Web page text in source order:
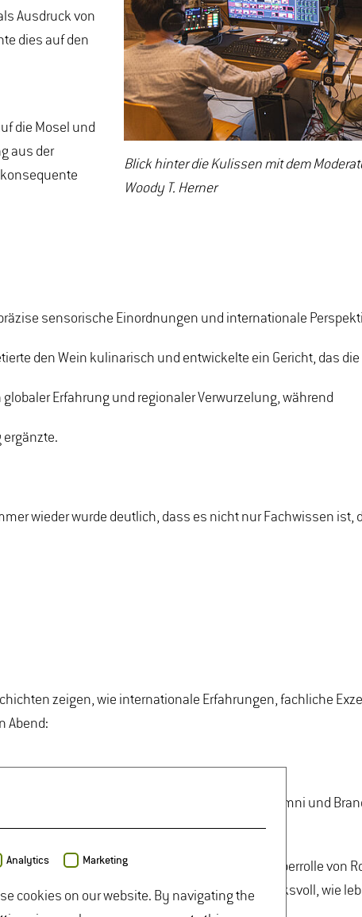
Blick hinter die Kulissen mit dem
Woody T. Herner
Ausdruck von
dies auf den
die Mosel und
aus der
sensorische Einordnungen und internationale
den Wein kulinarisch und entwickelte ein Gericht, das
Erfahrung und regionaler Verwurzelung, während
ergänzte.
wieder wurde deutlich, dass es nicht nur Fachwissen ist,
zeigen, wie internationale Erfahrungen, fachliche
Abend:
Weinverkostung hinausgeht. Studierende, Alumni und
rund um das Format. Unter der Gastgeberrolle von
Der Abend an der Mosel zeigte eindrucksvoll, wie
Analytics Marketing
cookies on our website. By navigating the